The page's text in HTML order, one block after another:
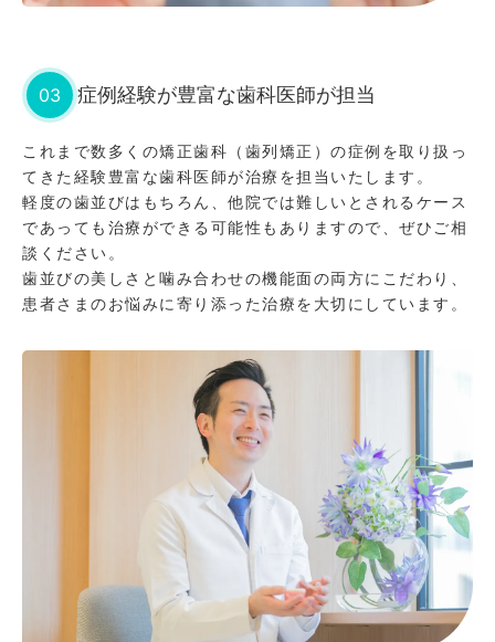
03 症例経験が豊富な歯科医師が担当
これまで数多くの矯正歯科（歯列矯正）の症例を取り扱っ
てきた経験豊富な歯科医師が治療を担当いたします。
軽度の歯並びはもちろん、他院では難しいとされるケース
であっても治療ができる可能性もありますので、ぜひご相
談ください。
歯並びの美しさと噛み合わせの機能面の両方にこだわり、
患者さまのお悩みに寄り添った治療を大切にしています。